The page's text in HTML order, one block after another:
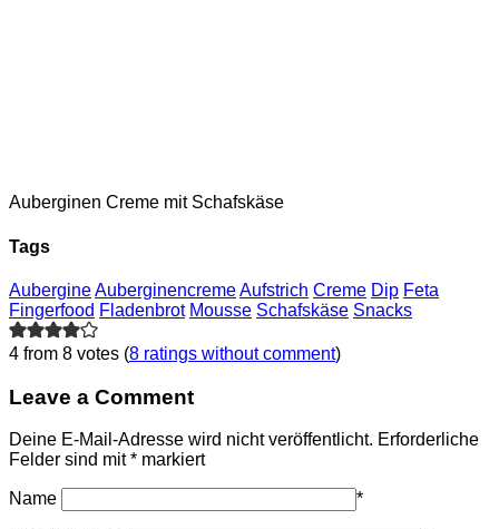
Auberginen Creme mit Schafskäse
Tags
AubergineAuberginencremeAufstrich Creme Dip Feta
Fingerfood Fladenbrot Mousse Schafskäse Snacks
4 from 8 votes (8 ratings without comment)
Leave a Comment
Deine E-Mail-Adresse wird nicht veröffentlicht. Erforderliche
Felder sind mit* markiert
Name *